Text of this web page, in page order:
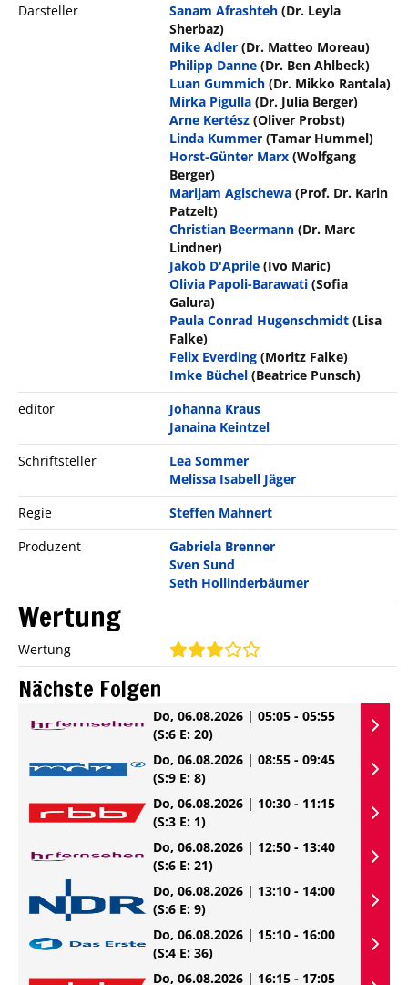
Darsteller
Sanam Afrashteh (Dr. Leyla
Sherbaz)
Mike Adler (Dr. Matteo Moreau)
Philipp Danne (Dr. Ben Ahlbeck)
Luan Gummich (Dr. Mikko Rantala)
Mirka Pigulla (Dr. Julia Berger)
Arne Kertész (Oliver Probst)
Linda Kummer (Tamar Hummel)
Horst-Günter Marx (Wolfgang
Berger)
Marijam Agischewa (Prof. Dr. Karin
Patzelt)
Christian Beermann (Dr. Marc
Lindner)
Jakob D'Aprile (Ivo Maric)
Olivia Papoli-Barawati (Sofia
Galura)
Paula Conrad Hugenschmidt (Lisa
Falke)
Felix Everding (Moritz Falke)
Imke Büchel (Beatrice Punsch)
editor
Johanna Kraus
Janaina Keintzel
Schriftsteller
Lea Sommer
Melissa Isabell Jäger
Regie
Steffen Mahnert
Produzent
Gabriela Brenner
Sven Sund
Seth Hollinderbäumer
Wertung
Wertung
Nächste Folgen
Do, 06.08.2026 | 05:05 - 05:55
(S:6 E: 20)
Do, 06.08.2026 | 08:55 - 09:45
(S:9 E: 8)
Do, 06.08.2026 | 10:30 - 11:15
(S:3 E: 1)
Do, 06.08.2026 | 12:50 - 13:40
(S:6 E: 21)
Do, 06.08.2026 | 13:10 - 14:00
(S:6 E: 9)
Do, 06.08.2026 | 15:10 - 16:00
(S:4 E: 36)
Do, 06.08.2026 | 16:15 - 17:05